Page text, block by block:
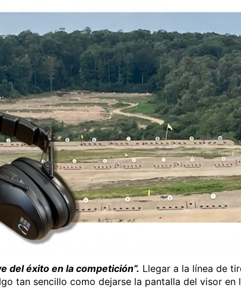
del éxito en la competición”. Llegar a la línea de
tan sencillo como dejarse la pantalla del visor